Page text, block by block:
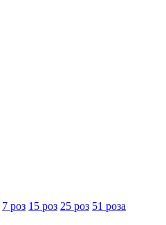
7 роз 15 роз 25 роз 51 роза